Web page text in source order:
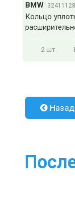
BMW
Кольцо
2 шт.